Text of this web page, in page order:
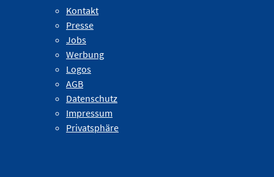
Kontakt
Presse
Jobs
Werbung
Logos
AGB
Datenschutz
Impressum
Privatsphäre